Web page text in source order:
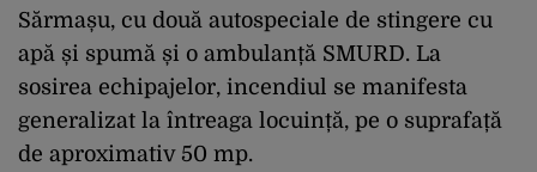
Sărmașu, cu două autospeciale de stingere cu
apă și spumă și o ambulanță SMURD. La
sosirea echipajelor, incendiul se manifesta
generalizat la întreaga locuință, pe o suprafață
de aproximativ 50 mp.